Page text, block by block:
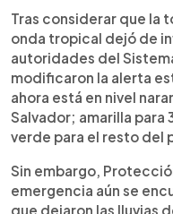
Escuchar
Tras considerar que la
onda tropical dejó de
autoridades del
modificaron la alerta
ahora está en nivel
Salvador; amarilla para
verde para el resto del
Sin embargo,
emergencia aún se
que dejaron las lluvias